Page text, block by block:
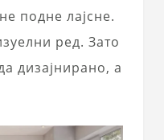
подне лајсне.
ред. Зато
дизајнирано, а